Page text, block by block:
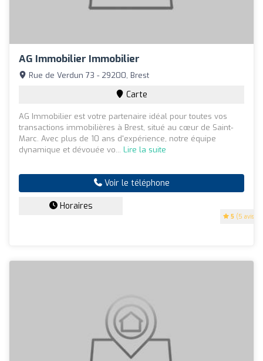
AG Immobilier Immobilier
5 (5 avis)
Rue de Verdun 73 - 29200, Brest
Carte
AG Immobilier est votre partenaire idéal pour toutes vos
transactions immobilières à Brest, situé au cœur de Saint-
Marc. Avec plus de 10 ans d'expérience, notre équipe
dynamique et dévouée vo... Lire la suite
Voir le téléphone
Horaires